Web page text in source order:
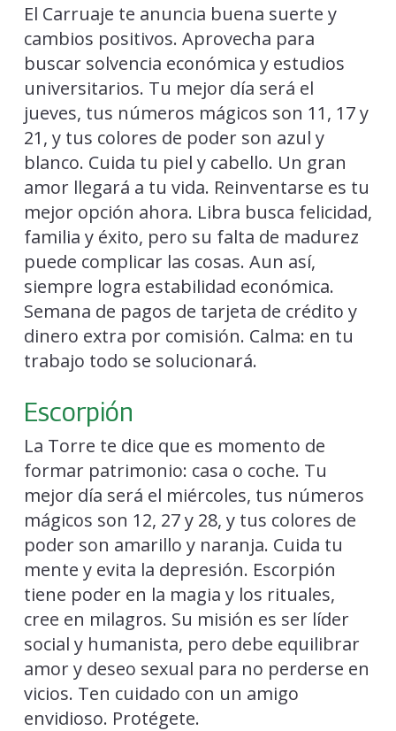
El Carruaje te anuncia buena suerte y
cambios positivos. Aprovecha para
buscar solvencia económica y estudios
universitarios. Tu mejor día será el
jueves, tus números mágicos son 11, 17 y
21, y tus colores de poder son azul y
blanco. Cuida tu piel y cabello. Un gran
amor llegará a tu vida. Reinventarse es tu
mejor opción ahora. Libra busca felicidad,
familia y éxito, pero su falta de madurez
puede complicar las cosas. Aun así,
siempre logra estabilidad económica.
Semana de pagos de tarjeta de crédito y
dinero extra por comisión. Calma: en tu
trabajo todo se solucionará.
Escorpión
La Torre te dice que es momento de
formar patrimonio: casa o coche. Tu
mejor día será el miércoles, tus números
mágicos son 12, 27 y 28, y tus colores de
poder son amarillo y naranja. Cuida tu
mente y evita la depresión. Escorpión
tiene poder en la magia y los rituales,
cree en milagros. Su misión es ser líder
social y humanista, pero debe equilibrar
amor y deseo sexual para no perderse en
vicios. Ten cuidado con un amigo
envidioso. Protégete.